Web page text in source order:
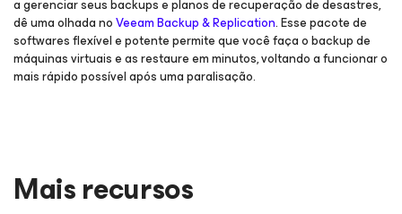
a gerenciar seus backups e planos de recuperação de desastres,
dê uma olhada noVeeam Backup & Replication. Esse pacote de
softwares flexível e potente permite que você faça o backup de
máquinas virtuais e as restaure em minutos, voltando a funcionar o
mais rápido possível após uma paralisação.
Mais recursos